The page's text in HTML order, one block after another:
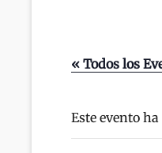
« Todos los
Este evento ha